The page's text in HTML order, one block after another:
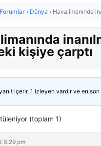
Forumlar › Dünya › Havalimanında
kişiye çarptı
içerir, 1 izleyen vardır ve en son
(toplam 1)
5:29 pm